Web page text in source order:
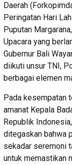
Daerah
Peringatan Hari
Puputan
Upacara yang
Gubernur Bali
diikuti unsur TNI,
berbagai elemen
Pada kesempatan
amanat Kepala
Republik
ditegaskan bahwa
sekadar seremoni
untuk memastikan